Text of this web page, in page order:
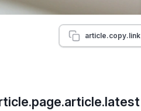
article.copy.link